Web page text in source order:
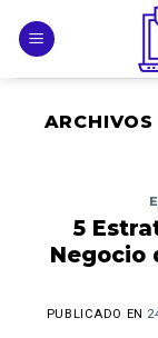
5
Negocio
PUBLICADO EN